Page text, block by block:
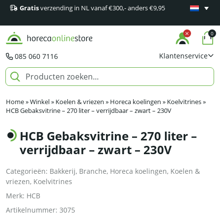
Gratisverzending in NL vanaf €300,- anders €9,95
Minimaal
085 060 7116 Klantenservice
0
Home»Winkel» Koelen & vriezen » Horeca koelingen » Koelvitrines»
HCB Gebaksvitrine – 270 liter – verrijdbaar – zwart – 230V
HCB Gebaksvitrine – 270 liter –
verrijdbaar – zwart – 230V
Categorieën: Bakkerij, Branche, Horeca koelingen, Koelen &
vriezen, Koelvitrines
Merk: HCB
Artikelnummer: 3075